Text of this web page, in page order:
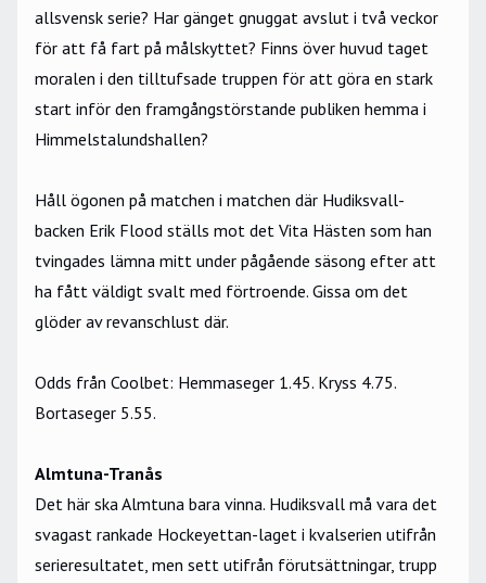
allsvensk serie? Har gänget gnuggat avslut i två veckor
för att få fart på målskyttet? Finns över huvud taget
moralen i den tilltufsade truppen för att göra en stark
start inför den framgångstörstande publiken hemma i
Himmelstalundshallen?
Håll ögonen på matchen i matchen där Hudiksvall-
backen Erik Flood ställs mot det Vita Hästen som han
tvingades lämna mitt under pågående säsong efter att
ha fått väldigt svalt med förtroende. Gissa om det
glöder av revanschlust där.
Odds från Coolbet: Hemmaseger 1.45. Kryss 4.75.
Bortaseger 5.55.
Almtuna-Tranås
Det här ska Almtuna bara vinna. Hudiksvall må vara det
svagast rankade Hockeyettan-laget i kvalserien utifrån
serieresultatet, men sett utifrån förutsättningar, trupp